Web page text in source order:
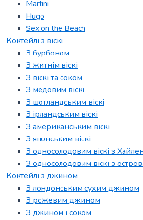
Martini
Hugo
Sex on the Beach
Коктейлі з віскі
З бурбоном
З житнім віскі
З віскі та соком
З медовим віскі
З шотландським віскі
З ірландським віскі
З американським віскі
З японським віскі
З односолодовим віскі з
З односолодовим віскі з
Коктейлі з джином
З лондонським сухим джином
З рожевим джином
З джином і соком